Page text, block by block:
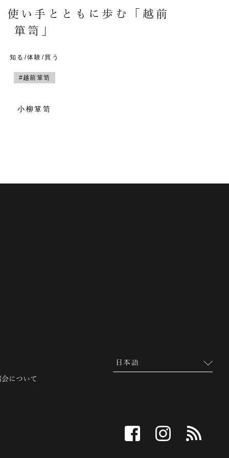
使い手とともに歩む「越前
箪笥」
知る/体験/買う
#越前箪笥
小柳箪笥
について
facebook instagram